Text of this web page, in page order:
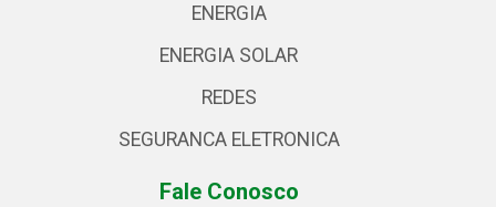
ENERGIA
ENERGIA SOLAR
REDES
SEGURANCA ELETRONICA
Fale Conosco